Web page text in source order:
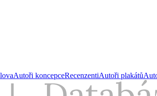
Autoři koncepceRecenzentiAutoři plakátů